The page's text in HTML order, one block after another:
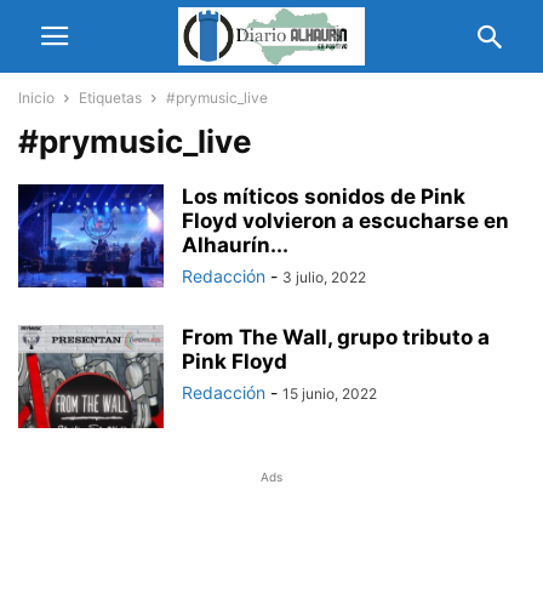
Inicio Etiquetas #prymusic_live
#prymusic_live
Los míticos sonidos de Pink
Floyd volvieron a escucharse en
Alhaurín...
Redacción - 3 julio, 2022
From The Wall, grupo tributo a
Pink Floyd
Redacción - 15 junio, 2022
Ads